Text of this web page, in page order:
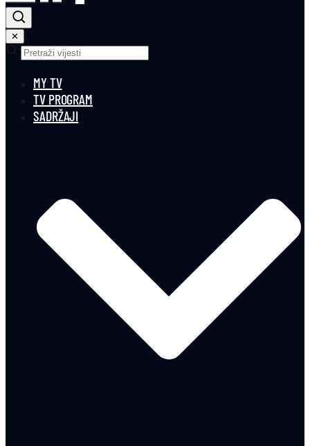
✕
MY TV
TV PROGRAM
SADRŽAJI